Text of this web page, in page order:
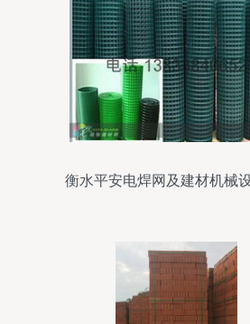
衡水平安电焊网及建材机械